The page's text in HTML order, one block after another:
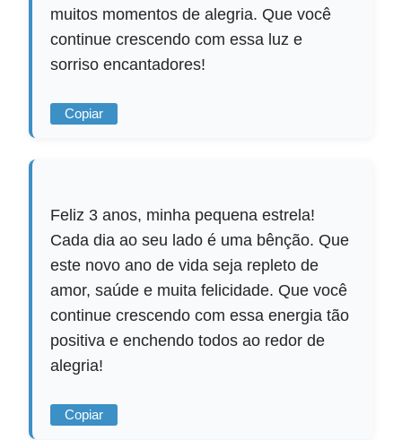
muitos momentos de alegria. Que você
continue crescendo com essa luz e
sorriso encantadores!
Copiar
Feliz 3 anos, minha pequena estrela!
Cada dia ao seu lado é uma bênção. Que
este novo ano de vida seja repleto de
amor, saúde e muita felicidade. Que você
continue crescendo com essa energia tão
positiva e enchendo todos ao redor de
alegria!
Copiar